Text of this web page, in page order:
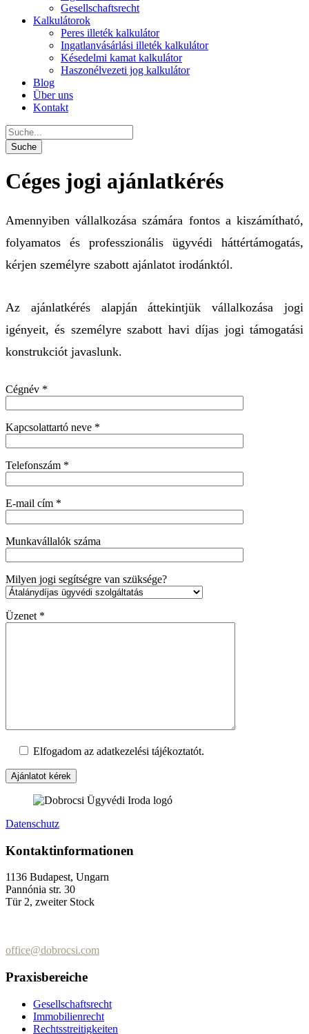
Gesellschaftsrecht
Kalkulátorok
Peres illeték kalkulátor
Ingatlanvásárlási illeték kalkulátor
Késedelmi kamat kalkulátor
Haszonélvezeti jog kalkulátor
Blog
Über uns
Kontakt
Céges jogi ajánlatkérés
Amennyiben vállalkozása számára fontos a kiszámítható,
folyamatos és professzionális ügyvédi háttértámogatás,
kérjen személyre szabott ajánlatot irodánktól.
Az ajánlatkérés alapján áttekintjük vállalkozása jogi
igényeit, és személyre szabott havi díjas jogi támogatási
konstrukciót javaslunk.
Cégnév *
Kapcsolattartó neve *
Telefonszám *
E-mail cím *
Munkavállalók száma
Milyen jogi segítségre van szüksége?
Üzenet *
Elfogadom az adatkezelési tájékoztatót.
Datenschutz
Kontaktinformationen
1136 Budapest, Ungarn
Pannónia str. 30
Tür 2, zweiter Stock
office@dobrocsi.com
Praxisbereiche
Gesellschaftsrecht
Immobilienrecht
Rechtsstreitigkeiten